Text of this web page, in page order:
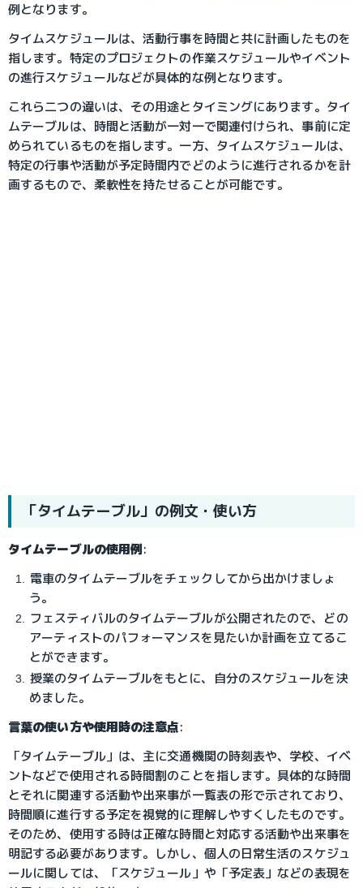
例となります。
タイムスケジュールは、活動行事を時間と共に計画したものを
指します。特定のプロジェクトの作業スケジュールやイベント
の進行スケジュールなどが具体的な例となります。
これら二つの違いは、その用途とタイミングにあります。タイ
ムテーブルは、時間と活動が一対一で関連付けられ、事前に定
められているものを指します。一方、タイムスケジュールは、
特定の行事や活動が予定時間内でどのように進行されるかを計
画するもので、柔軟性を持たせることが可能です。
「タイムテーブル」の例文・使い方
タイムテーブルの使用例:
電車のタイムテーブルをチェックしてから出かけましょ
う。
フェスティバルのタイムテーブルが公開されたので、どの
アーティストのパフォーマンスを見たいか計画を立てるこ
とができます。
授業のタイムテーブルをもとに、自分のスケジュールを決
めました。
言葉の使い方や使用時の注意点:
「タイムテーブル」は、主に交通機関の時刻表や、学校、イベ
ントなどで使用される時間割のことを指します。具体的な時間
とそれに関連する活動や出来事が一覧表の形で示されており、
時間順に進行する予定を視覚的に理解しやすくしたものです。
そのため、使用する時は正確な時間と対応する活動や出来事を
明記する必要があります。しかし、個人の日常生活のスケジュ
ールに関しては、「スケジュール」や「予定表」などの表現を